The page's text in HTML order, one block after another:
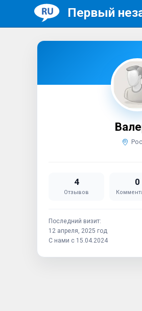
Первый
4
Отзывов
0
Последний визит:
12 апреля, 2025 год
С нами с 15.04.2024